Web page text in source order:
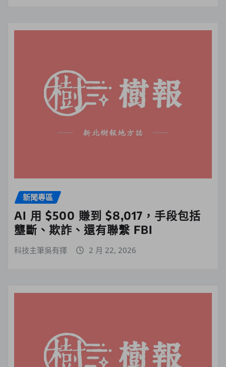
新聞專區
AI 用 $500 賺到 $8,017，手段包括
壟斷、欺詐、還有聯繫 FBI
科技主筆吳有擇 2 月 22, 2026